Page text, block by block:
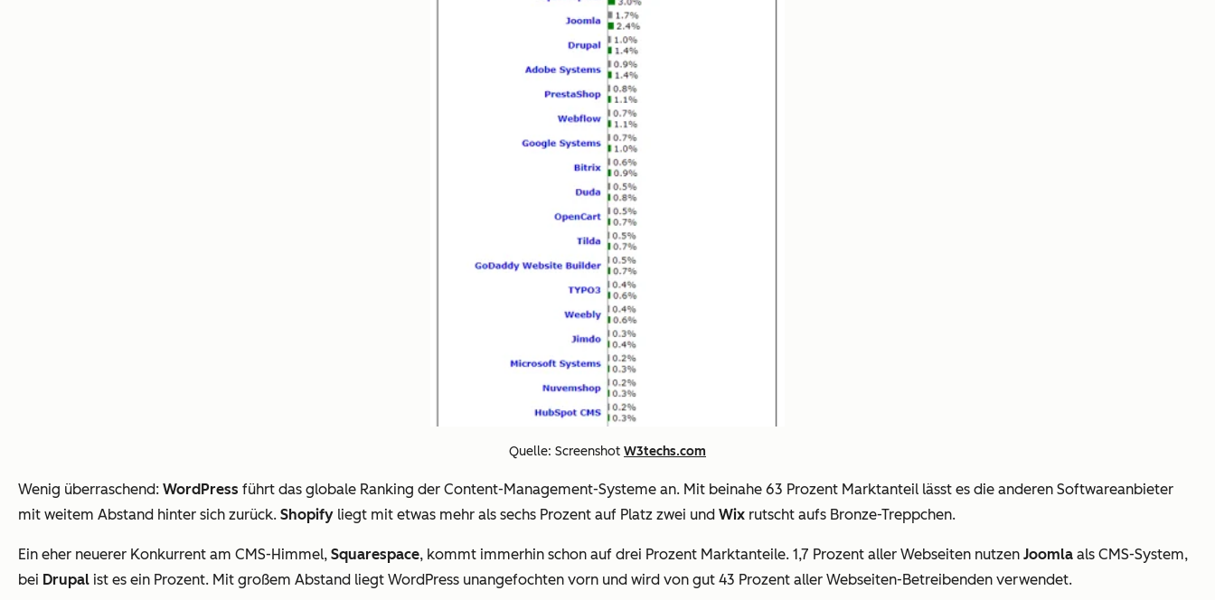
Quelle: Screenshot W3techs.com
Wenig überraschend: WordPress führt das globale Ranking der Content-Management-Systeme an. Mit beinahe 63 Prozent Marktanteil lässt es die anderen Softwareanbieter
mit weitem Abstand hinter sich zurück. Shopify liegt mit etwas mehr als sechs Prozent auf Platz zwei und Wix rutscht aufs Bronze-Treppchen.
Ein eher neuerer Konkurrent am CMS-Himmel, Squarespace, kommt immerhin schon auf drei Prozent Marktanteile. 1,7 Prozent aller Webseiten nutzen Joomla als CMS-System,
bei Drupal ist es ein Prozent. Mit großem Abstand liegt WordPress unangefochten vorn und wird von gut 43 Prozent aller Webseiten-Betreibenden verwendet.